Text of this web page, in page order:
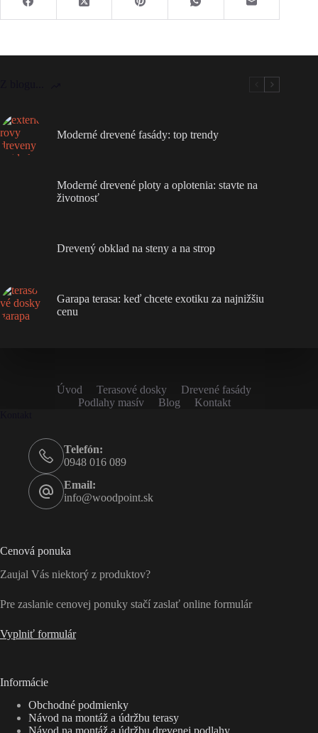
Moderné drevené fasády: top trendy
Moderné drevené ploty a oplotenia: stavte na
životnosť
Drevený obklad na steny a na strop
Garapa terasa: keď chcete exotiku za najnižšiu
cenu
Úvod Terasové dosky
Drevené fasády
Podlahy masív
Blog Kontakt
Telefón:
0948 016 089
Email:
info@woodpoint.sk
Cenová ponuka
Zaujal Vás niektorý z produktov?
Pre zaslanie cenovej ponuky stačí zaslať online formulár
Vyplniť formulár
Informácie
Obchodné podmienky
Návod na montáž a údržbu terasy